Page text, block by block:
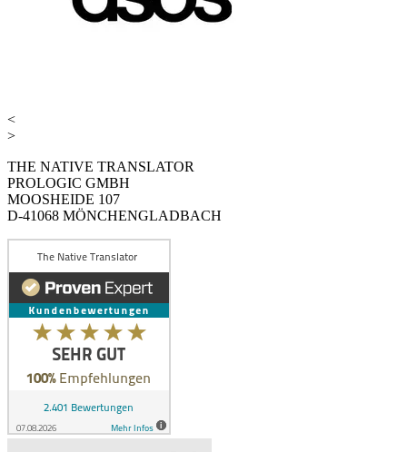
<
>
THE NATIVE TRANSLATOR
PROLOGIC GMBH
MOOSHEIDE 107
D-41068 MÖNCHENGLADBACH